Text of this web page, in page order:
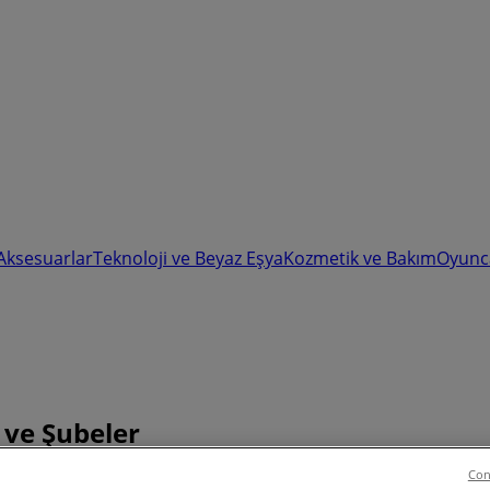
Teknoloji ve Beyaz EşyaKozmetik ve Bakım
Şubeler